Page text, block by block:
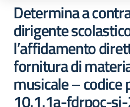
Determina a
dirigente
l’affidamento
fornitura di
musicale – codice
10.1.1a-fdrpoc-